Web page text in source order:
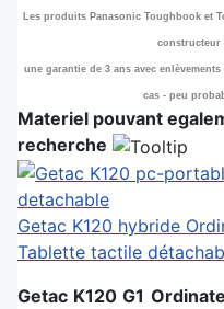
Les produits Panasonic Toughbook et
constructeur
une garantie de 3 ans avec
cas - peu
Materiel pouvant
recherche
Getac K120 hybride
Tablette tactile
Getac K120 G1